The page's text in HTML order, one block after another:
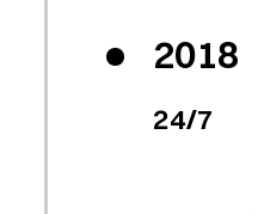
2018
24/7